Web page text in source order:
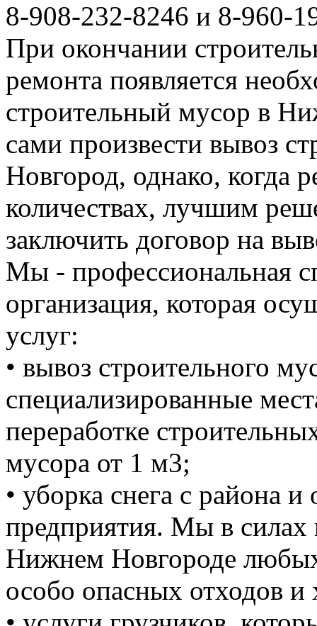
8-908-232-8246 и 8-960-
При окончании
ремонта появляется
строительный мусор в
сами произвести вывоз
Новгород, однако, когда
количествах, лучшим
заключить договор на
Мы - профессиональная
организация, которая
услуг:
• вывоз строительного
специализированные
переработке
мусора от 1 м3;
• уборка снега с района
предприятия. Мы в силах
Нижнем Новгороде
особо опасных отходов и